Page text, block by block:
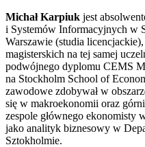
Michał Karpiuk jest
i Systemów Informacyjnych w
Warszawie (studia
magisterskich na tej samej
podwójnego dyplomu CEMS
na Stockholm School of
zawodowe zdobywał w
się w makroekonomii oraz
zespole głównego ekonomisty
jako analityk biznesowy w
Sztokholmie.